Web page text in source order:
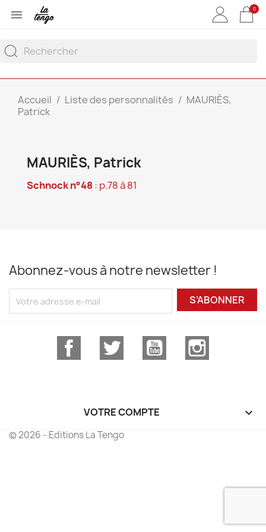
 0
Accueil Liste des personnalités
MAURIÈS,
Patrick
MAURIÈS, Patrick
Schnock n°48: p.78 à 81
Abonnez-vous à notre newsletter !
S’ABONNER
Facebook Twitter YouTube
VOTRE COMPTE 
© 2026 - Editions La Tengo